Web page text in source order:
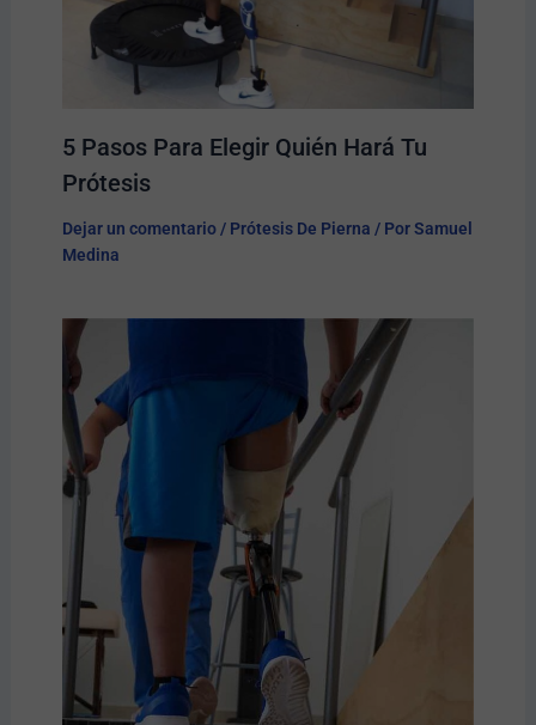
5 Pasos Para Elegir Quién Hará Tu
Prótesis​
Dejar un comentario / Prótesis De Pierna / PorSamuel
Medina